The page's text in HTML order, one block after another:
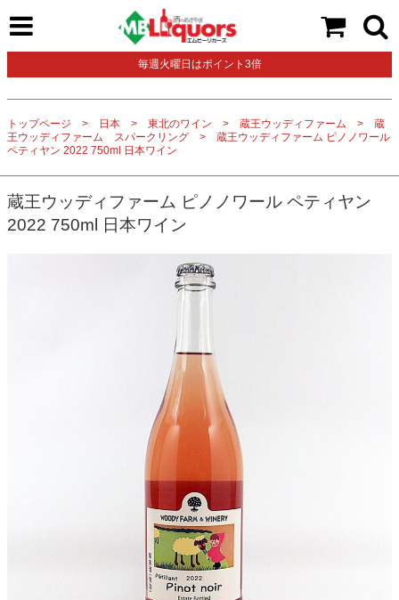
毎週火曜日はポイント3倍
トップページ 日本 東北のワイン 蔵王ウッディファーム
蔵
王ウッディファーム スパークリング
蔵王ウッディファーム ピノノワール
ペティヤン 2022 750ml 日本ワイン
蔵王ウッディファーム ピノノワール ペティヤン
2022 750ml 日本ワイン